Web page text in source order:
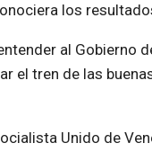
los
al Gobierno
el tren de las
Unido de